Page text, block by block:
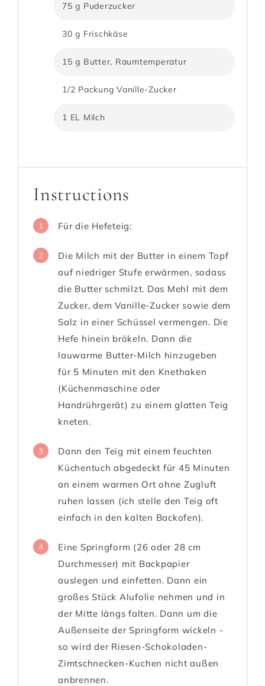
75 g Puderzucker
30 g Frischkäse
15 g Butter, Raumtemperatur
1/2 Packung Vanille-Zucker
1 EL Milch
Instructions
1 Für die Hefeteig:
2
Die Milch mit der Butter in einem Topf
auf niedriger Stufe erwärmen, sodass
die Butter schmilzt. Das Mehl mit dem
Zucker, dem Vanille-Zucker sowie dem
Salz in einer Schüssel vermengen. Die
Hefe hinein brökeln. Dann die
lauwarme Butter-Milch hinzugeben
für 5 Minuten mit den Knethaken
(Küchenmaschine oder
Handrührgerät) zu einem glatten Teig
kneten.
3
Dann den Teig mit einem feuchten
Küchentuch abgedeckt für 45 Minuten
an einem warmen Ort ohne Zugluft
ruhen lassen (ich stelle den Teig oft
einfach in den kalten Backofen).
4
Eine Springform (26 oder 28 cm
Durchmesser) mit Backpapier
auslegen und einfetten. Dann ein
großes Stück Alufolie nehmen und in
der Mitte längs falten. Dann um die
Außenseite der Springform wickeln -
so wird der Riesen-Schokoladen-
Zimtschnecken-Kuchen nicht außen
anbrennen.